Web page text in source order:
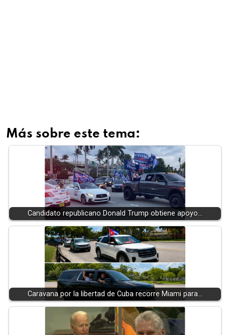
Más sobre este tema:
Candidato republicano Donald Trump obtiene apoyo…
Caravana por la libertad de Cuba recorre Miami para…